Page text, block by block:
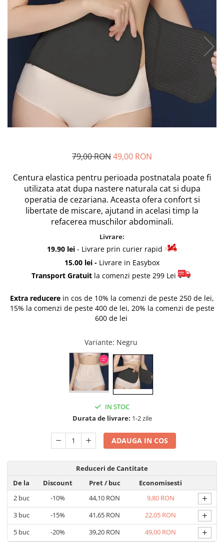
Ingrijire Piele, Par, Unghii
Scutece si Servetele
Dispozitive Copii
Nebulizatoare
Detergenti
Cadite bebe
Accesorii Bebe
Monitoare Video Bebelusi
Genunchiere Bebelusi
Jocuri si Jucarii
Jucarii Fete
Masinute
Trenuri si Trenulete
Ingrijire Personala
Aparate Masaj
Aparate pentru manichiura-
pedichiura
Dermato-Cosmetice
Maxx Wheels
Miraculous
Monopoly
Monster Flex
MR.WHITE
My Planet Baby
New Born Baby
Paw Patrol/ Patrula Catelusilor
Pretty Pinky
Thomas and Friends
Testoasele Ninja
Rainbocorns
Raspundel Istetel
Smile Games
Stumble Guys
Zenva
79,00 RON49,00 RON
Centura elastica pentru perioada postnatala poate fi
utilizata atat dupa nastere naturala cat si dupa
operatia de cezariana. Aceasta ofera confort si
libertate de miscare, ajutand in acelasi timp la
refacerea muschilor abdominali.
Livrare:
19.90 lei - Livrare prin curier rapid
15.00 lei - Livrare in Easybox
Transport Gratuit la comenzi peste 299 Lei
Extra reducere in cos de 10% la comenzi de peste 250 de lei,
15% la comenzi de peste 400 de lei, 20% la comenzi de peste
600 de lei
Variante: Negru
IN STOC
Durata de livrare: 1-2 zile
ADAUGA IN COS
Reduceri de Cantitate
De la
Discount Pret/ buc
Economisesti
2buc -10% 44,10 RON 9,80 RON +
3buc -15% 41,65 RON 22,05 RON +
5buc -20% 39,20 RON 49,00 RON +